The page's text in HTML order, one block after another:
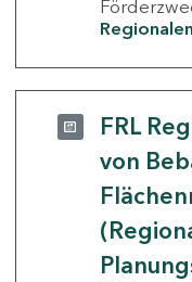
FRL
von